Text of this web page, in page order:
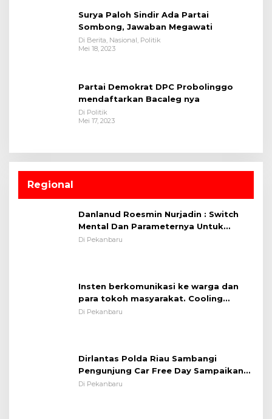
Surya Paloh Sindir Ada Partai
Sombong, Jawaban Megawati
Di Berita, Nasional, Politik
Mei 18, 2023
Partai Demokrat DPC Probolinggo
mendaftarkan Bacaleg nya
Di Politik
Mei 17, 2023
Regional
Danlanud Roesmin Nurjadin : Switch
Mental Dan Parameternya Untuk
Melaksanakan ✈
Di Pekanbaru
Insten berkomunikasi ke warga dan
para tokoh masyarakat. Cooling
System OMP LK ²024 Polsek Rumbai,
Di Pekanbaru
Dirlantas Polda Riau Sambangi
Pengunjung Car Free Day Sampaikan
Pesan Edukasi Kamtibmas &
Di Pekanbaru